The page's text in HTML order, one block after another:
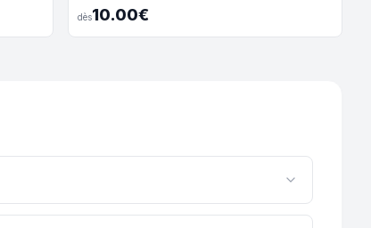
dès10.00€
français spécialisé dans la culture outdoor